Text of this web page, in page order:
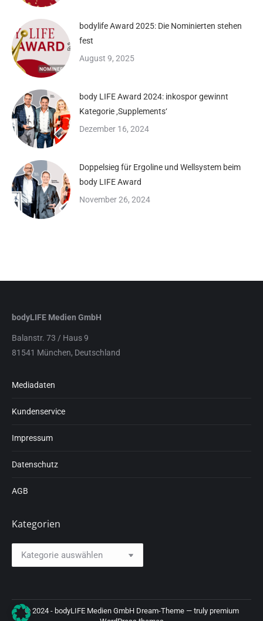
bodylife Award 2025: Die Nominierten stehen
fest
August 9, 2025
body LIFE Award 2024: inkospor gewinnt
Kategorie ‚Supplements‘
Dezember 16, 2024
Doppelsieg für Ergoline und Wellsystem beim
body LIFE Award
November 26, 2024
bodyLIFE Medien GmbH
Balanstr. 73 / Haus 9
81541 München, Deutschland
Mediadaten
Kundenservice
Impressum
Datenschutz
AGB
Kategorien
Kategorien
© 2024 - bodyLIFE Medien GmbH Dream-Theme — truly premium